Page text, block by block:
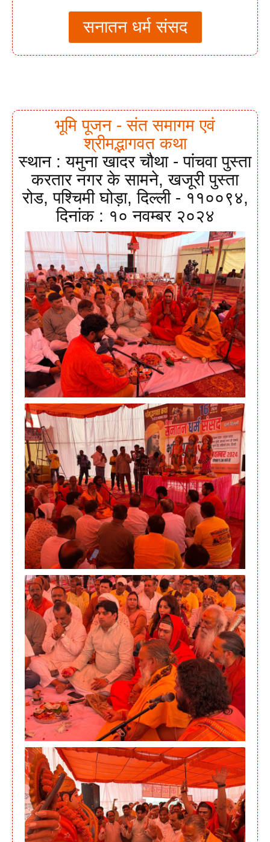
सनातन धर्म संसद
भूमि पूजन - संत समागम एवं
श्रीमद्भागवत कथा
स्थान : यमुना खादर चौथा - पांचवा पुस्ता
करतार नगर के सामने, खजूरी पुस्ता
रोड, पश्चिमी घोड़ा, दिल्ली - ११००९४,
दिनांक : १० नवम्बर २०२४